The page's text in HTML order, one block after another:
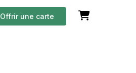
Offrir une carte